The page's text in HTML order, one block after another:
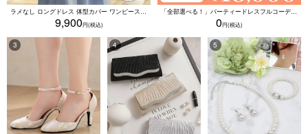
ラメなし ロングドレス 体型カバー ワンピース 敏感肌対応 結婚式 二次会 お呼ばれ 大人 上品 (Sサイズ～5Lサイズ)
9,900
「全部選べる！」パーティードレスフルコーデセット (ドレス1点＋バッグ1点＋アクセ1点+靴1足/4点15000円(税込)/靴なしで12000円(税込))
0